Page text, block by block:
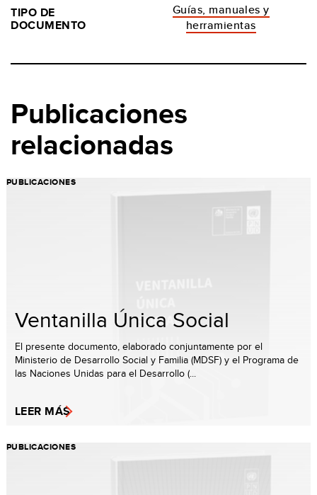
TIPO DE
DOCUMENTO
Guías, manuales y
herramientas
Publicaciones
relacionadas
PUBLICACIONES
Ventanilla Única Social
El presente documento, elaborado conjuntamente por el
Ministerio de Desarrollo Social y Familia (MDSF) y el Programa de
las Naciones Unidas para el Desarrollo (...
LEER MÁS
PUBLICACIONES